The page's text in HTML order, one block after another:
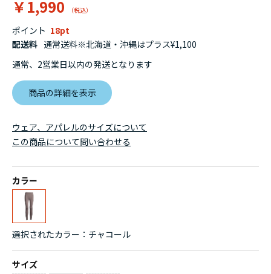
￥1,990
ポイント 18
配送料 通常送料※北海道・沖縄はプラス¥1,100
通常、2営業日以内の発送となります
商品の詳細を表示
ウェア、アパレルのサイズについて
カラー
選択されたカラー：チャコール
サイズ
この商品について問い合わせる